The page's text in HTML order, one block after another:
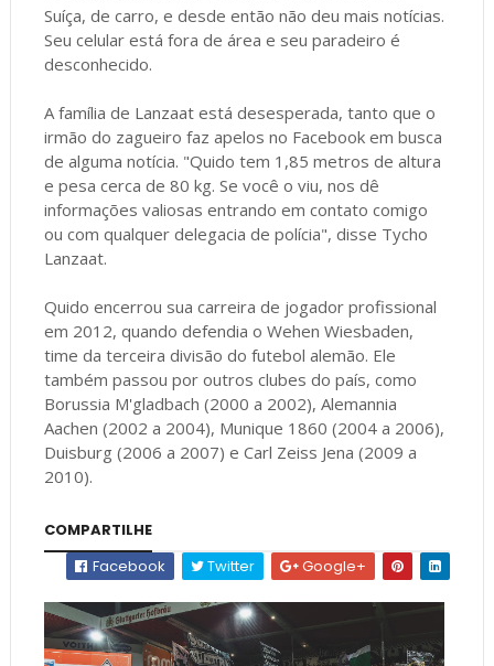
Suíça, de carro, e desde então não deu mais notícias.
Seu celular está fora de área e seu paradeiro é
desconhecido.
A família de Lanzaat está desesperada, tanto que o
irmão do zagueiro faz apelos no Facebook em busca
de alguma notícia. "Quido tem 1,85 metros de altura
e pesa cerca de 80 kg. Se você o viu, nos dê
informações valiosas entrando em contato comigo
ou com qualquer delegacia de polícia", disse Tycho
Lanzaat.
Quido encerrou sua carreira de jogador profissional
em 2012, quando defendia o Wehen Wiesbaden,
time da terceira divisão do futebol alemão. Ele
também passou por outros clubes do país, como
Borussia M'gladbach (2000 a 2002), Alemannia
Aachen (2002 a 2004), Munique 1860 (2004 a 2006),
Duisburg (2006 a 2007) e Carl Zeiss Jena (2009 a
2010).
COMPARTILHE
Facebook
Twitter Google+